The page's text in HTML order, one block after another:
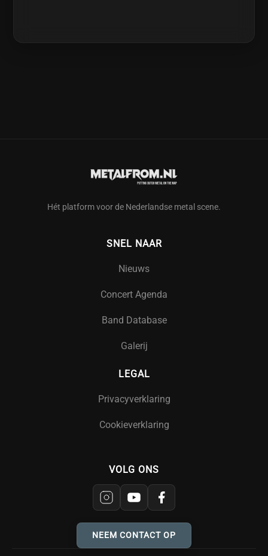
Hét platform voor de Nederlandse metal scene.
SNEL NAAR
Nieuws
Concert Agenda
Band Database
Galerij
LEGAL
Privacyverklaring
Cookieverklaring
VOLG ONS
NEEM CONTACT OP